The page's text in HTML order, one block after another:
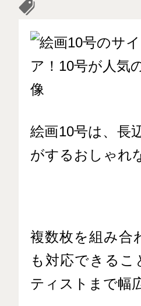
l
絵画10号は、長
がするおしゃれ
複数枚を組み合
も対応できる
ティストまで幅